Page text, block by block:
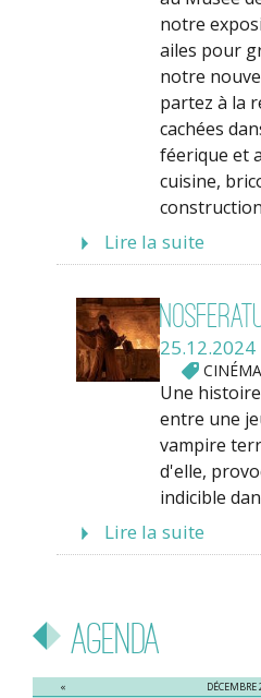
notre
ailes pour
notre
partez à la
cachées
féerique et
cuisine,
Lire la suite
CINÉMA
Une
entre une
vampire
d'elle,
indicible
Lire la suite
Agenda
« DÉCEMBRE